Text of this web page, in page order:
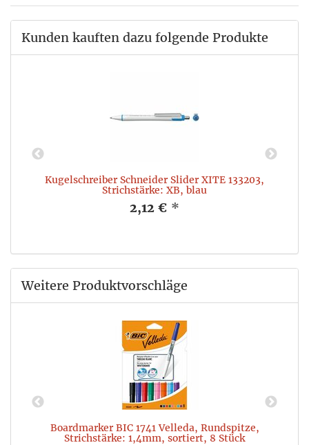
Kunden kauften dazu folgende Produkte
Kugelschreiber Schneider Slider XITE 133203,
Strichstärke: XB, blau
2,12 € *
Weitere Produktvorschläge
Boardmarker BIC 1741 Velleda, Rundspitze,
Strichstärke: 1,4mm, sortiert, 8 Stück